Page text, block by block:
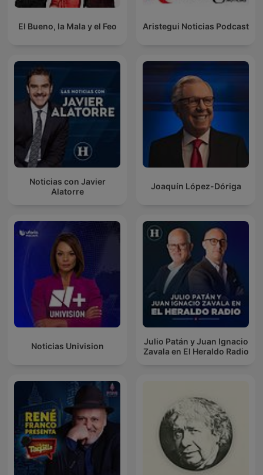
El Bueno, la Mala y el Feo Aristegui Noticias Podcast
Noticias con Javier
Alatorre
Joaquín López-Dóriga
Noticias Univision
Julio Patán y Juan Ignacio
Zavala en El Heraldo Radio